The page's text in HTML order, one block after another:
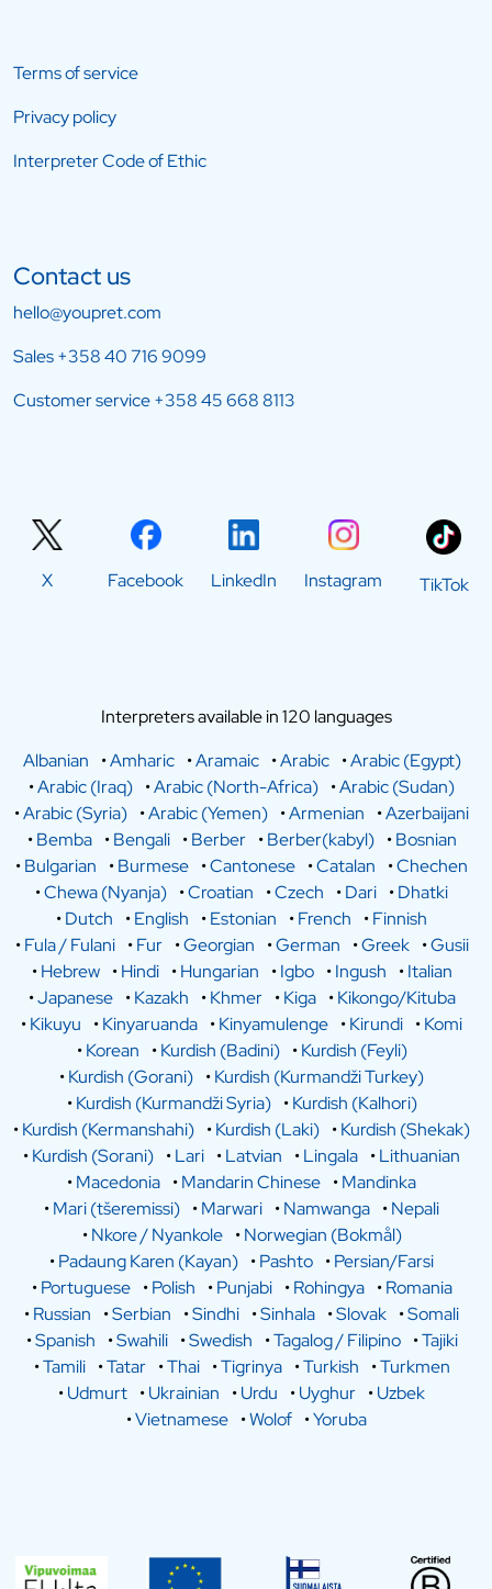
Terms of service
Privacy policy
Interpreter Code of Ethic
Contact us
hello@youpret.com
Sales+358 40 716 9099
Customer service+358 45 668 8113
X Facebook LinkedIn Instagram TikTok
Interpreters available in 120 languages
Albanian
•Amharic •Aramaic •Arabic •Arabic (Egypt)
•Arabic (Iraq) •Arabic (North-Africa) •Arabic (Sudan)
•Arabic (Syria) •Arabic (Yemen) •Armenian •Azerbaijani
•Bemba •Bengali •Berber •Berber(kabyl) •Bosnian
•Bulgarian •Burmese •Cantonese •Catalan •Chechen
•Chewa (Nyanja) •Croatian •Czech •Dari •Dhatki
•Dutch •English •Estonian •French •Finnish
•Fula / Fulani •Fur •Georgian •German •Greek •Gusii
•Hebrew •Hindi •Hungarian •Igbo •Ingush •Italian
•Japanese •Kazakh •Khmer •Kiga •Kikongo/Kituba
•Kikuyu •Kinyaruanda •Kinyamulenge •Kirundi •Komi
•Korean •Kurdish (Badini) •Kurdish (Feyli)
•Kurdish (Gorani) •Kurdish (Kurmandži Turkey)
•Kurdish (Kurmandži Syria) •Kurdish (Kalhori)
•Kurdish (Kermanshahi) •Kurdish (Laki) •Kurdish (Shekak)
•Kurdish (Sorani) •Lari •Latvian •Lingala •Lithuanian
•Macedonia •Mandarin Chinese •Mandinka
•Mari (tšeremissi) •Marwari •Namwanga •Nepali
•Nkore / Nyankole •Norwegian (Bokmål)
•Padaung Karen (Kayan) •Pashto •Persian/Farsi
•Portuguese •Polish •Punjabi •Rohingya •Romania
•Russian •Serbian •Sindhi •Sinhala •Slovak •Somali
•Spanish •Swahili •Swedish •Tagalog / Filipino •Tajiki
•Tamili •Tatar •Thai •Tigrinya •Turkish •Turkmen
•Udmurt •Ukrainian •Urdu •Uyghur •Uzbek
•Vietnamese •Wolof •Yoruba